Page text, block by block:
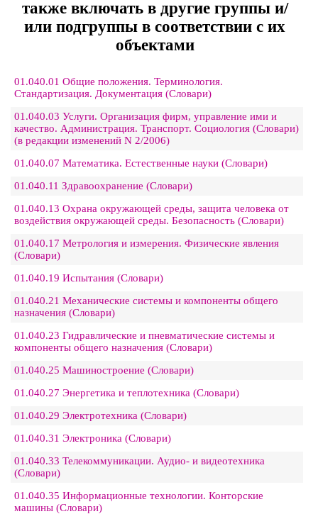
также включать в другие группы и/
или подгруппы в соответствии с их
объектами
01.040.01 Общие положения. Терминология.
Стандартизация. Документация (Словари)
01.040.03 Услуги. Организация фирм, управление ими и
качество. Администрация. Транспорт. Социология (Словари)
(в редакции изменений N 2/2006)
01.040.07 Математика. Естественные науки (Словари)
01.040.11 Здравоохранение (Словари)
01.040.13 Охрана окружающей среды, защита человека от
воздействия окружающей среды. Безопасность (Словари)
01.040.17 Метрология и измерения. Физические явления
(Словари)
01.040.19 Испытания (Словари)
01.040.21 Механические системы и компоненты общего
назначения (Словари)
01.040.23 Гидравлические и пневматические системы и
компоненты общего назначения (Словари)
01.040.25 Машиностроение (Словари)
01.040.27 Энергетика и теплотехника (Словари)
01.040.29 Электротехника (Словари)
01.040.31 Электроника (Словари)
01.040.33 Телекоммуникации. Аудио- и видеотехника
(Словари)
01.040.35 Информационные технологии. Конторские
машины (Словари)